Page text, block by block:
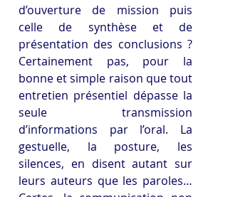
d’ouverture de mission puis
celle de synthèse et de
présentation des conclusions ?
Certainement pas, pour la
bonne et simple raison que tout
entretien présentiel dépasse la
seule transmission
d’informations par l’oral. La
gestuelle, la posture, les
silences, en disent autant sur
leurs auteurs que les paroles…